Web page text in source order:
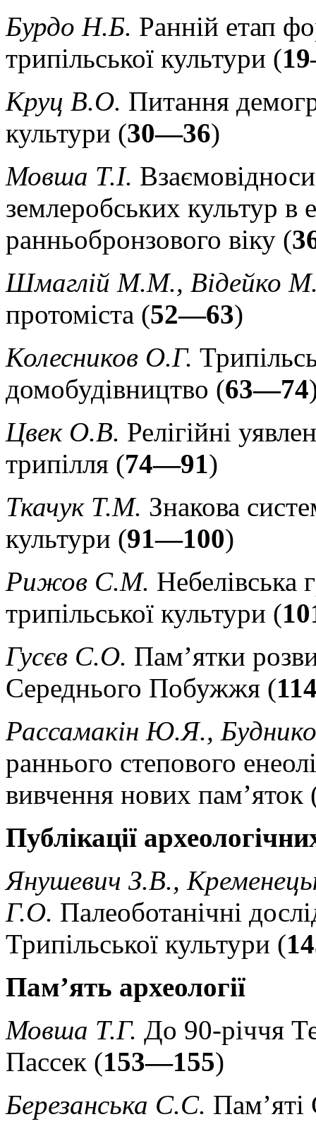
Бурдо Н.Б. Ранній етап
трипільської культури (
Круц В.О. Питання
культури (30—36)
Мовша Т.І.
землеробських культур в
ранньобронзового віку (
Шмаглій М.М., Відейко
протоміста (52—63)
Колесников О.Г.
домобудівництво (63—74
Цвек О.В. Релігійні
трипілля (74—91)
Ткачук Т.М. Знакова
культури (91—100)
Рижов С.М. Небелівська
трипільської культури (
Гусєв С.О. Пам’ятки
Середнього Побужжя (
Рассамакін Ю.Я.,
раннього степового
вивчення нових пам’яток
Публікації
Янушевич З.В.,
Г.О. Палеоботанічні
Трипільської культури (
Пам’ять археології
Мовша Т.Г. До 90-річчя
Пассек (153—155)
Березанська С.С. Пам’яті